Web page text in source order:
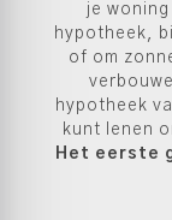
je
hypotheek,
of om
hypotheek
kunt lenen
Het eerste